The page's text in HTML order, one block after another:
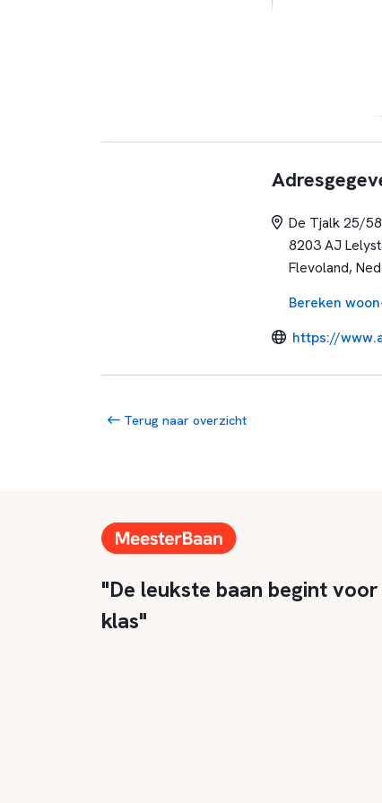
De Tjalk 25/58
8203 AJ
Flevoland,
Bereken
Terug naar overzicht
"De leukste baan begint voor
klas"